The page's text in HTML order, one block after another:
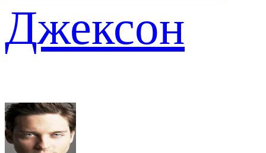
Джексон